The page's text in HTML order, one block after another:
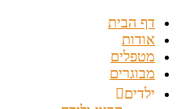
דף הבית
אודות
מטפלים
מבוגרים
ילדים